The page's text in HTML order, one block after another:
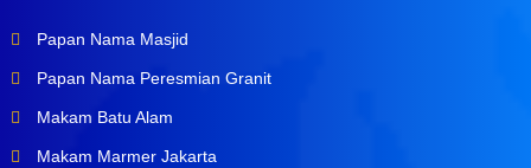
Papan Nama Masjid
Papan Nama Peresmian Granit
Makam Batu Alam
Makam Marmer Jakarta